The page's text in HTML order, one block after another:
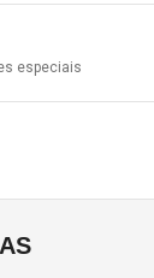
especiais